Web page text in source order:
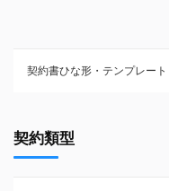
契約書ひな形・テンプレート
NDA（秘密保持契約）
契約類型